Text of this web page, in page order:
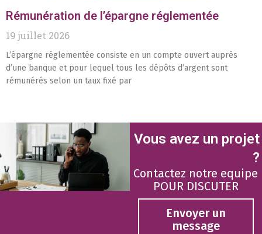
Rémunération de l’épargne réglementée
19 juillet 2026
L’épargne réglementée consiste en un compte ouvert auprès
d’une banque et pour lequel tous les dépôts d’argent sont
rémunérés selon un taux fixé par
Vous avez un projet
?
Contactez notre equipe
POUR DISCUTER
Envoyer un
message